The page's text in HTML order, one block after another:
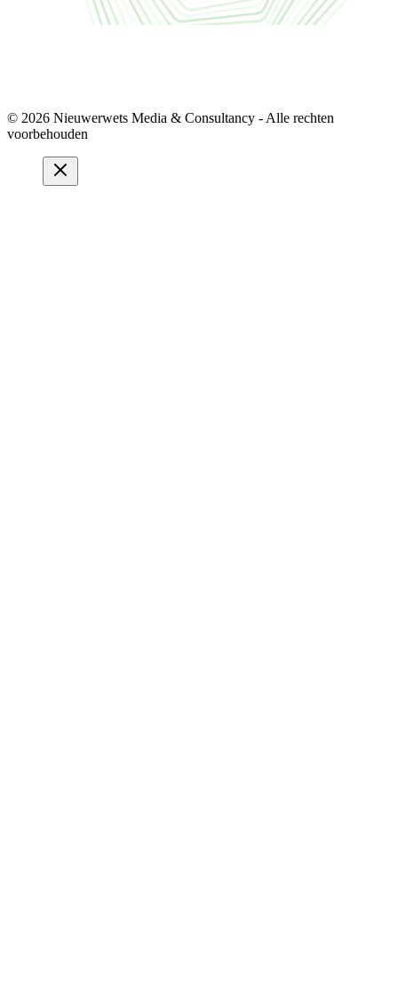
© 2026 Nieuwerwets Media & Consultancy - Alle rechten
voorbehouden